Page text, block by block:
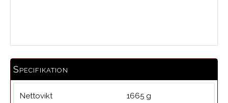
Specifikation
Nettovikt 1665 g